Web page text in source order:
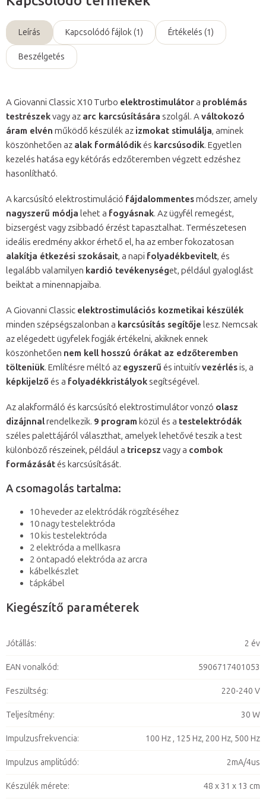
Leírás Kapcsolódó fájlok (1) Értékelés (1)
Beszélgetés
A Giovanni Classic X10 Turbo elektrostimulátora problémás
testrészekvagy az arc karcsúsítására szolgál. Aváltokozó
áram elvén működő készülék az izmokat stimulálja, aminek
köszönhetően az alak formálódikés karcsúsodik. Egyetlen
kezelés hatása egy kétórás edzőteremben végzett edzéshez
hasonlítható.
A karcsúsító elektrostimuláció fájdalommentesmódszer, amely
nagyszerű módja lehet a fogyásnak. Az ügyfél remegést,
bizsergést vagy zsibbadó érzést tapasztalhat. Természetesen
ideális eredmény akkor érhető el, ha az ember fokozatosan
alakítja étkezési szokásait, a napi folyadékbevitelt, és
legalább valamilyen kardió tevékenységet, például gyaloglást
beiktat a minennapjaiba.
A Giovanni Classic elektrostimulációs kozmetikai készülék
minden szépségszalonban a karcsúsítás segítője lesz. Nemcsak
az elégedett ügyfelek fogják értékelni, akiknek ennek
köszönhetően nem kell hosszú órákat az edzőteremben
tölteniük. Említésre méltó az egyszerű és intuitívvezérlésis, a
képkijelzőés a folyadékkristályoksegítségével.
Az alakformáló és karcsúsító elektrostimulátor vonzó olasz
dizájnnalrendelkezik. 9 program közül és a testelektródák
széles palettájáról választhat, amelyek lehetővé teszik a test
különböző részeinek, például a tricepsz vagy a combok
formázásátés karcsúsítását.
A csomagolás tartalma:
10 heveder az elektródák rögzítéséhez
10 nagy testelektróda
10 kis testelektróda
2 elektróda a mellkasra
2 öntapadó elektróda az arcra
kábelkészlet
tápkábel
Kiegészítő paraméterek
Jótállás: 2 év
EAN vonalkód: 5906717401053
Feszültség: 220-240 V
Teljesítmény: 30 W
Impulzusfrekvencia: 100 Hz , 125 Hz, 200 Hz, 500 Hz
Impulzus amplitúdó: 2mA/4us
Készülék mérete: 48 x 31 x 13 cm